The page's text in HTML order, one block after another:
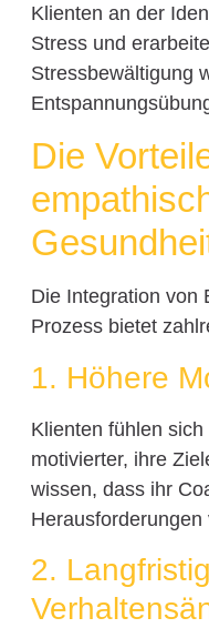
Klienten an der
Stress und
Stressbewältigung
Die
Die Integration von
Prozess bietet
1. Höhere
Klienten fühlen
motivierter, ihre
wissen, dass ihr
Herausforderungen
2.